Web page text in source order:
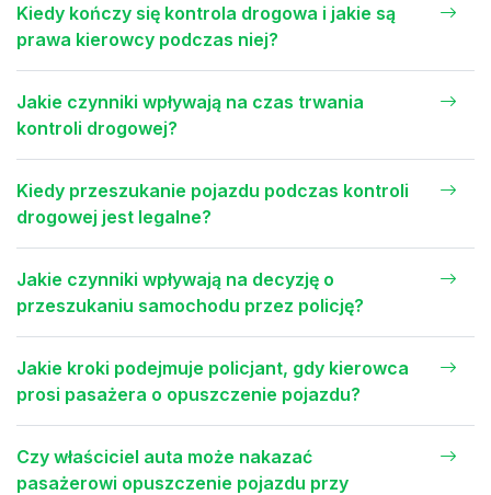
Kiedy kończy się kontrola drogowa i jakie są
prawa kierowcy podczas niej?
Jakie czynniki wpływają na czas trwania
kontroli drogowej?
Kiedy przeszukanie pojazdu podczas kontroli
drogowej jest legalne?
Jakie czynniki wpływają na decyzję o
przeszukaniu samochodu przez policję?
Jakie kroki podejmuje policjant, gdy kierowca
prosi pasażera o opuszczenie pojazdu?
Czy właściciel auta może nakazać
pasażerowi opuszczenie pojazdu przy